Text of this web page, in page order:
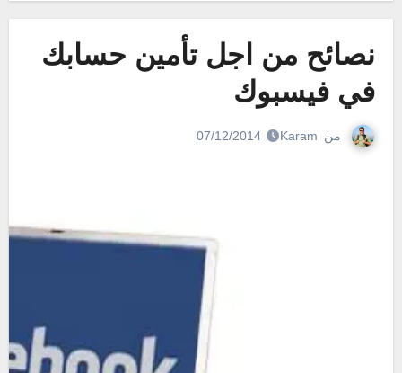
نصائح من اجل تأمين حسابك
في فيسبوك
من Karam
07/12/2014